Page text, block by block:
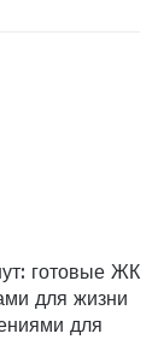
готовые ЖК
для жизни
для